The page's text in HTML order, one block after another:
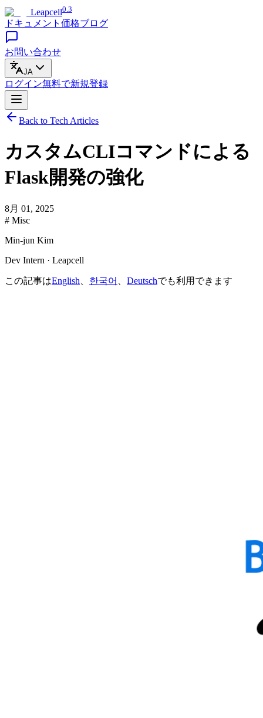
Leapcell0.3
ドキュメント 価格ブログ
お問い合わせ
JA
ログイン無料で新規登録
Back to Tech Articles
カスタムCLIコマンドによる
Flask開発の強化
8月 01, 2025
# Misc
Min-jun Kim
Dev Intern · Leapcell
この記事はEnglish 한국어 Deutschでも利用できます